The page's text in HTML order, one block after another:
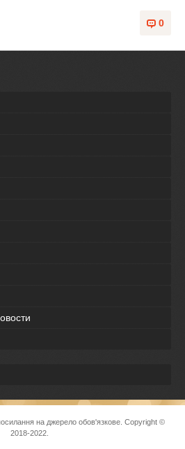
0
на джерело обов'язкове. Copyright ©
2018-2022.